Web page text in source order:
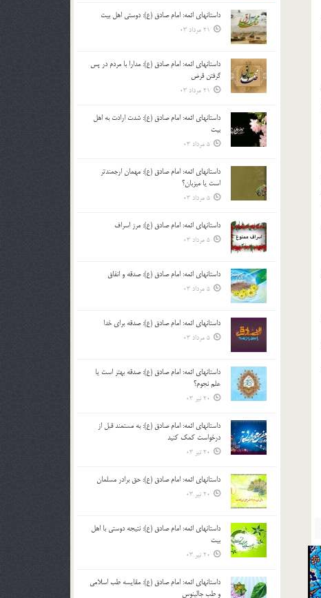
داستانهای ائمه: امام صادق (ع): دوستی اهل بیت
21 مرداد 03
داستانهای ائمه: امام صادق (ع): مدارا با مردم در پس
گرفتن قرض
21 مرداد 03
داستانهای ائمه: امام صادق (ع): شدت ارادت به اهل
بیت
5 مرداد 03
داستانهای ائمه: امام صادق (ع): مهمان ارجمندتر
است یا میزبان؟
5 مرداد 03
داستانهای ائمه: امام صادق (ع): مرز اسراف
5 مرداد 03
داستانهای ائمه: امام صادق (ع): صدقه و انفاق
5 مرداد 03
داستانهای ائمه: امام صادق (ع): صدقه برای خدا
5 مرداد 03
داستانهای ائمه: امام صادق (ع): صدقه بهتر است یا
علم نجوم؟
20 تیر 03
داستانهای ائمه: امام صادق (ع): به مستمند قبل از
درخواست کمک کنید
20 تیر 03
داستانهای ائمه: امام صادق (ع): حق برادر مسلمان
20 تیر 03
داستانهای ائمه: امام صادق (ع): نتیجه دوستی با اهل
بیت
20 تیر 03
داستانهای ائمه: امام صادق (ع): مقایسه طب اسلامی
و طب جالینوس